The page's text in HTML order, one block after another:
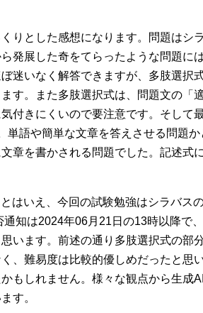
りとした感想になります。問題はシ
発展した奇をてらったような問題に
迷いなく解答できますが、多肢選択
す。また多肢選択式は、問題文の「
付きにくいので要注意です。そして
単語や簡単な文章を答えさせる問題か
章を書かされる問題でした。記述式
はいえ、今回の試験勉強はシラバス
知は2024年06月21日の13時以降で
います。前述の通り多肢選択式の部
、難易度は比較的優しめだったと思
もしれません。様々な観点から生成
す。